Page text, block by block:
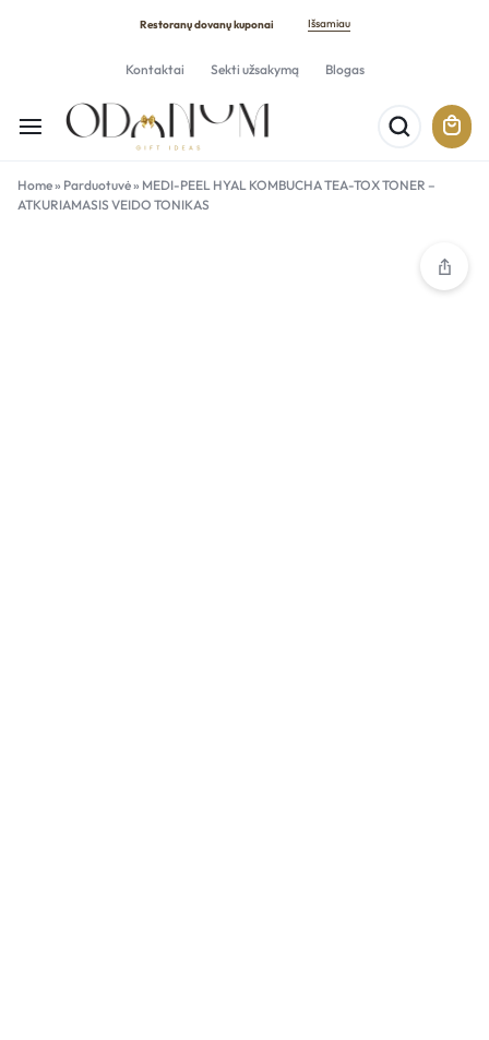
Restoranų dovanų kuponai Išsamiau
Kontaktai Sekti užsakymą Blogas
Home» Parduotuvė» MEDI-PEEL HYAL KOMBUCHA TEA-TOX TONER –
ATKURIAMASIS VEIDO TONIKAS